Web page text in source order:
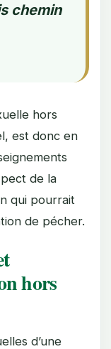
chemin
hors
est donc en
de la
qui pourrait
de pécher.
hors
d’une